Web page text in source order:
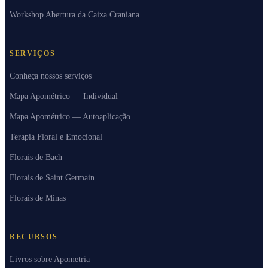
Workshop Abertura da Caixa Craniana
SERVIÇOS
Conheça nossos serviços
Mapa Apométrico — Individual
Mapa Apométrico — Autoaplicação
Terapia Floral e Emocional
Florais de Bach
Florais de Saint Germain
Florais de Minas
RECURSOS
Livros sobre Apometria